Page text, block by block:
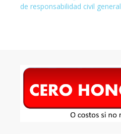
de responsabilidad civil general